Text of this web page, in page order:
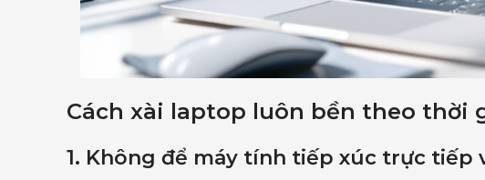
Cách xài laptop luôn bền theo thời
1. Không để máy tính tiếp xúc trực tiếp